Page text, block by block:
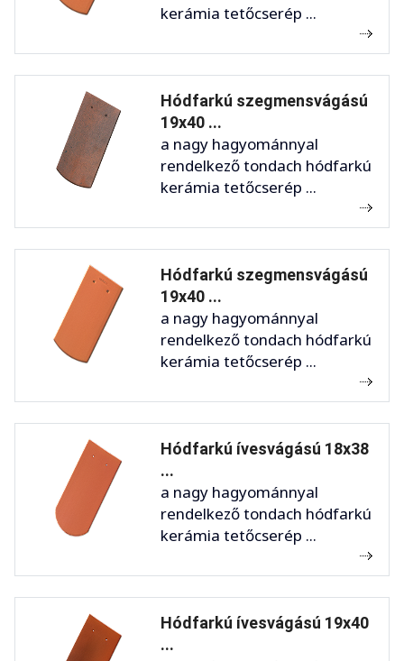
kerámia tetőcserép ...
Hódfarkú szegmensvágású
19x40 ...
a nagy hagyománnyal
rendelkező tondach hódfarkú
kerámia tetőcserép ...
Hódfarkú szegmensvágású
19x40 ...
a nagy hagyománnyal
rendelkező tondach hódfarkú
kerámia tetőcserép ...
Hódfarkú ívesvágású 18x38
...
a nagy hagyománnyal
rendelkező tondach hódfarkú
kerámia tetőcserép ...
Hódfarkú ívesvágású 19x40
...